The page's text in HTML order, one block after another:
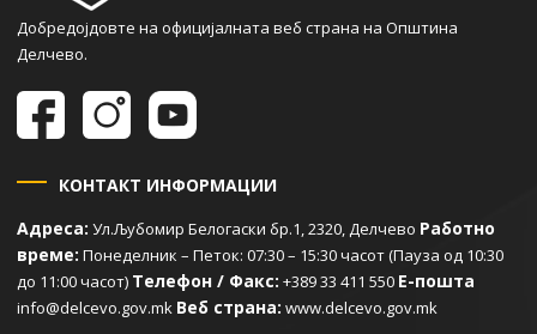
Добредојдовте на официјалната веб страна на Општина
Делчево.
КОНТАКТ ИНФОРМАЦИИ
Адреса: Ул.Љубомир Белогаски бр.1, 2320, Делчево Работно
време: Понеделник – Петок: 07:30 – 15:30 часот (Пауза од 10:30
до 11:00 часот) Телефон / Факс: +389 33 411 550 Е-пошта
info@delcevo.gov.mk Веб страна: www.delcevo.gov.mk